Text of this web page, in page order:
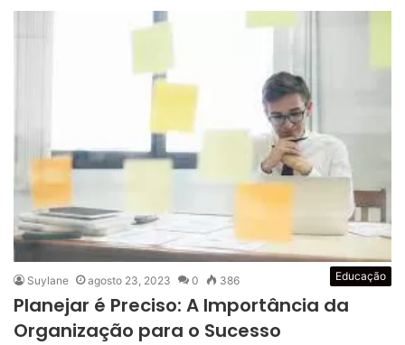
Educação
Suylane agosto 23, 2023 0 386
Planejar é Preciso: A Importância da
Organização para o Sucesso